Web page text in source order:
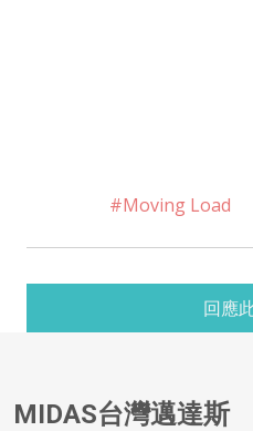
#Moving Load
MIDAS台灣邁達斯